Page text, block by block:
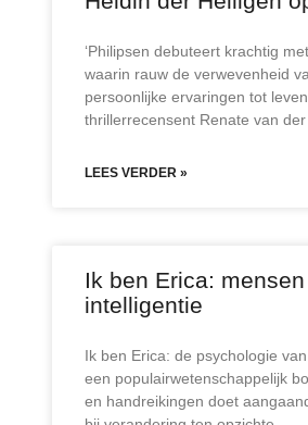
‘Philipsen debuteert krachtig
waarin rauw de verwevenheid
persoonlijke ervaringen tot
thrillerrecensent Renate van der
LEES VERDER »
Ik ben Erica:
intelligentie
Ik ben Erica: de psychologie
een populairwetenschappelijk
en handreikingen doet